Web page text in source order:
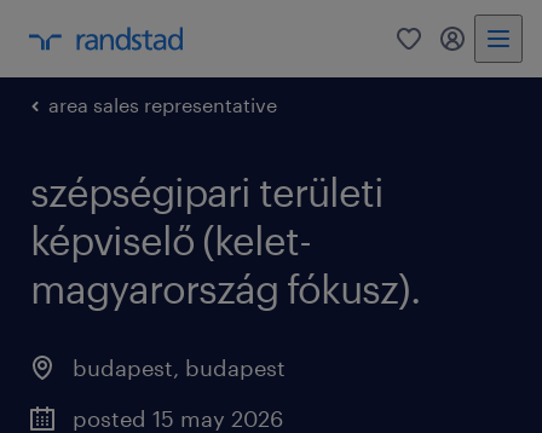
0 my
area sales representative
szépségipari területi
képviselő (kelet-
magyarország fókusz).
budapest, budapest
posted 15 may 2026